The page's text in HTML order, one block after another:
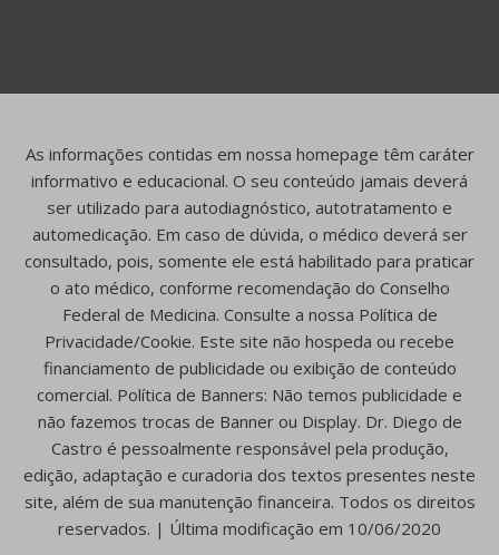
As informações contidas em nossa homepage têm caráter
informativo e educacional. O seu conteúdo jamais deverá
ser utilizado para autodiagnóstico, autotratamento e
automedicação. Em caso de dúvida, o médico deverá ser
consultado, pois, somente ele está habilitado para praticar
o ato médico, conforme recomendação do Conselho
Federal de Medicina. Consulte a nossa Política de
Privacidade/Cookie. Este site não hospeda ou recebe
financiamento de publicidade ou exibição de conteúdo
comercial. Política de Banners: Não temos publicidade e
não fazemos trocas de Banner ou Display. Dr. Diego de
Castro é pessoalmente responsável pela produção,
edição, adaptação e curadoria dos textos presentes neste
site, além de sua manutenção financeira. Todos os direitos
reservados. | Última modificação em 10/06/2020